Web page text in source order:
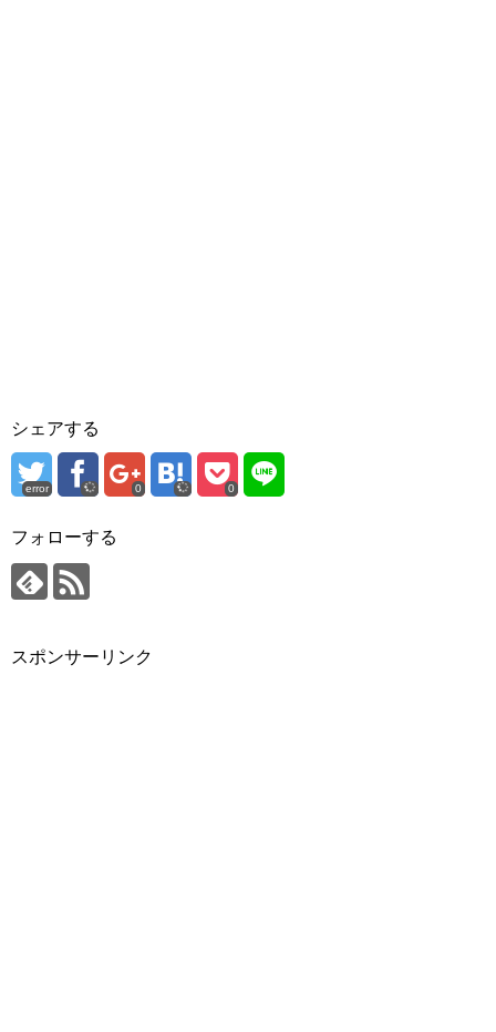
シェアする
error 0 0
フォローする
スポンサーリンク